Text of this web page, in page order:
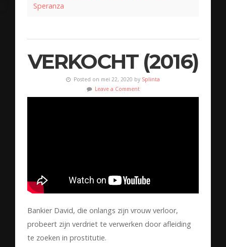
Speranza
VERKOCHT (2016)
Posted on mei 22, 2020 by Splinta
Leave a Comment
Bankier David, die onlangs zijn vrouw verloor,
probeert zijn verdriet te verwerken door afleiding
te zoeken in prostitutie.